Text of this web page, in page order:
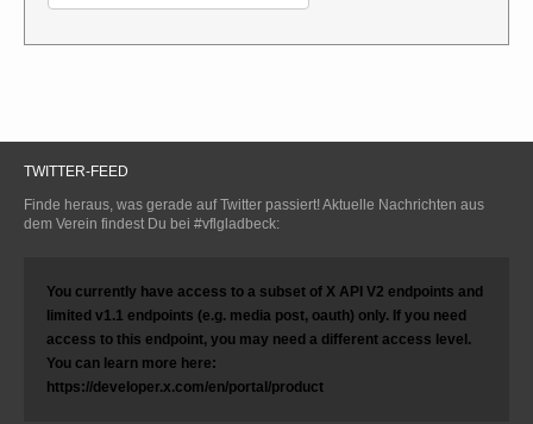
TWITTER-FEED
Finde heraus, was gerade auf Twitter passiert! Aktuelle Nachrichten aus
dem Verein findest Du bei #vflgladbeck:
You currently have access to a subset of X API V2 endpoints and
limited v1.1 endpoints (e.g. media post, oauth) only. If you need
access to this endpoint, you may need a different access level.
You can learn more here:
https://developer.x.com/en/portal/product